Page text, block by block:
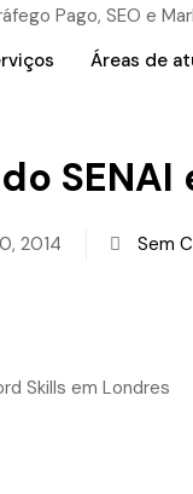
Áreas de
SENAI
2014 Sem
Skills em Londres